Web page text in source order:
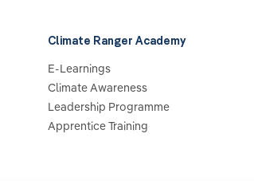
Climate Ranger Academy
E-Learnings
Climate Awareness
Leadership Programme
Apprentice Training